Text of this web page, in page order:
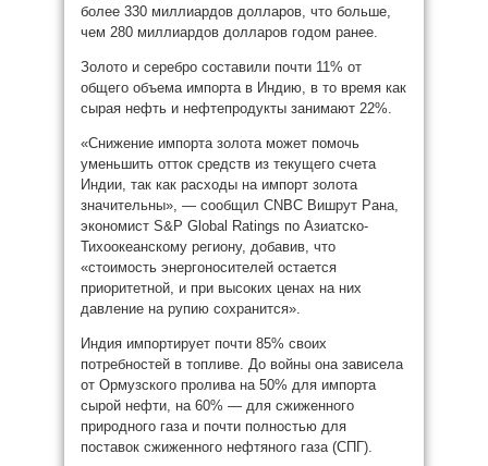
более 330 миллиардов долларов, что больше,
чем 280 миллиардов долларов годом ранее.
Золото и серебро составили почти 11% от
общего объема импорта в Индию, в то время как
сырая нефть и нефтепродукты занимают 22%.
«Снижение импорта золота может помочь
уменьшить отток средств из текущего счета
Индии, так как расходы на импорт золота
значительны», — сообщил CNBC Вишрут Рана,
экономист S&P Global Ratings по Азиатско-
Тихоокеанскому региону, добавив, что
«стоимость энергоносителей остается
приоритетной, и при высоких ценах на них
давление на рупию сохранится».
Индия импортирует почти 85% своих
потребностей в топливе. До войны она зависела
от Ормузского пролива на 50% для импорта
сырой нефти, на 60% — для сжиженного
природного газа и почти полностью для
поставок сжиженного нефтяного газа (СПГ).